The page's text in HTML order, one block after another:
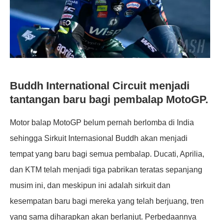
Buddh International Circuit menjadi
tantangan baru bagi pembalap MotoGP.
Motor balap MotoGP belum pernah berlomba di India
sehingga Sirkuit Internasional Buddh akan menjadi
tempat yang baru bagi semua pembalap. Ducati, Aprilia,
dan KTM telah menjadi tiga pabrikan teratas sepanjang
musim ini, dan meskipun ini adalah sirkuit dan
kesempatan baru bagi mereka yang telah berjuang, tren
yang sama diharapkan akan berlanjut. Perbedaannya